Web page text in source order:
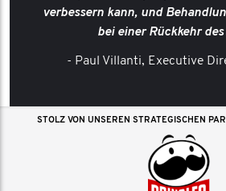
verbessern kann, und
bei einer Rückkehr
- Paul Villanti, Executive
STOLZ VON UNSEREN STRATEGISCHEN